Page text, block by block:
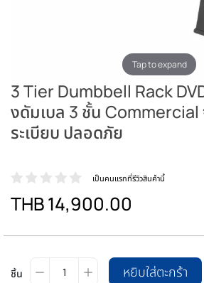
Tap to expand
3 Tier Dumbbell Rack
งดัมเบล 3 ชั้น Commercial
ระเบียบ ปลอดภัย
เป็นคนแรกที่รีวิวสินค้านี้
THB 14,900.00
ชิ้น หยิบใส่ตะกร้า